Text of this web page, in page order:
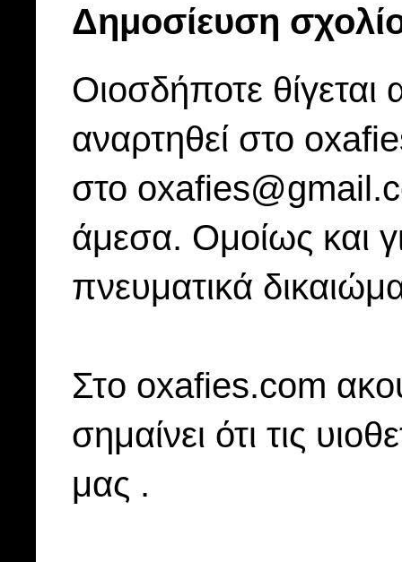
Δημοσίευση
Οιοσδήποτε
αναρτηθεί στο
στο
άμεσα. Ομοίως και
πνευματικά
Στo oxafies.com
σημαίνει ότι τις
μας .